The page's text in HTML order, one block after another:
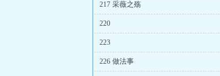
217 采薇之殇
220
223
226 做法事